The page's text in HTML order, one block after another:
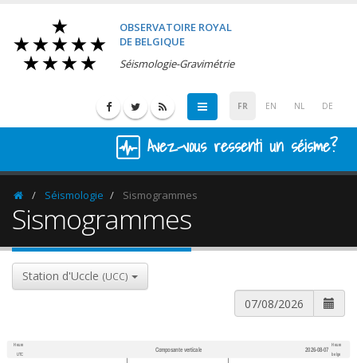
OBSERVATOIRE ROYAL
DE BELGIQUE
Séismologie-Gravimétrie
FR EN NL DE
Avez-vous ressenti un séisme?
HomepageSéismologie Sismogrammes
Sismogrammes
Station d'Uccle (UCC)
Heure
UTC
Composante verticale 2026-08-07
Heure
belge